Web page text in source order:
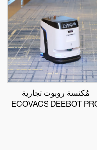
مُكنسة روبوت تجارية
ECOVACS DEEBOT